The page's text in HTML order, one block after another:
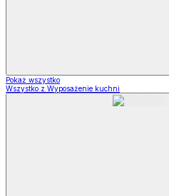
Pokaż wszystko
Wszystko z Wyposażenie kuchni